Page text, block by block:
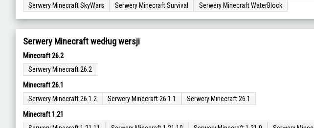
Serwery Minecraft SkyWars
Serwery Minecraft Survival Serwery Minecraft WaterBlock
Serwery Minecraft według wersji
Minecraft 26.2
Serwery Minecraft 26.2
Minecraft 26.1
Serwery Minecraft 26.1.2 Serwery Minecraft 26.1.1 Serwery Minecraft 26.1
Minecraft 1.21